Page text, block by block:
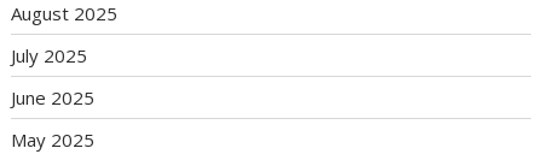
August 2025
July 2025
June 2025
May 2025